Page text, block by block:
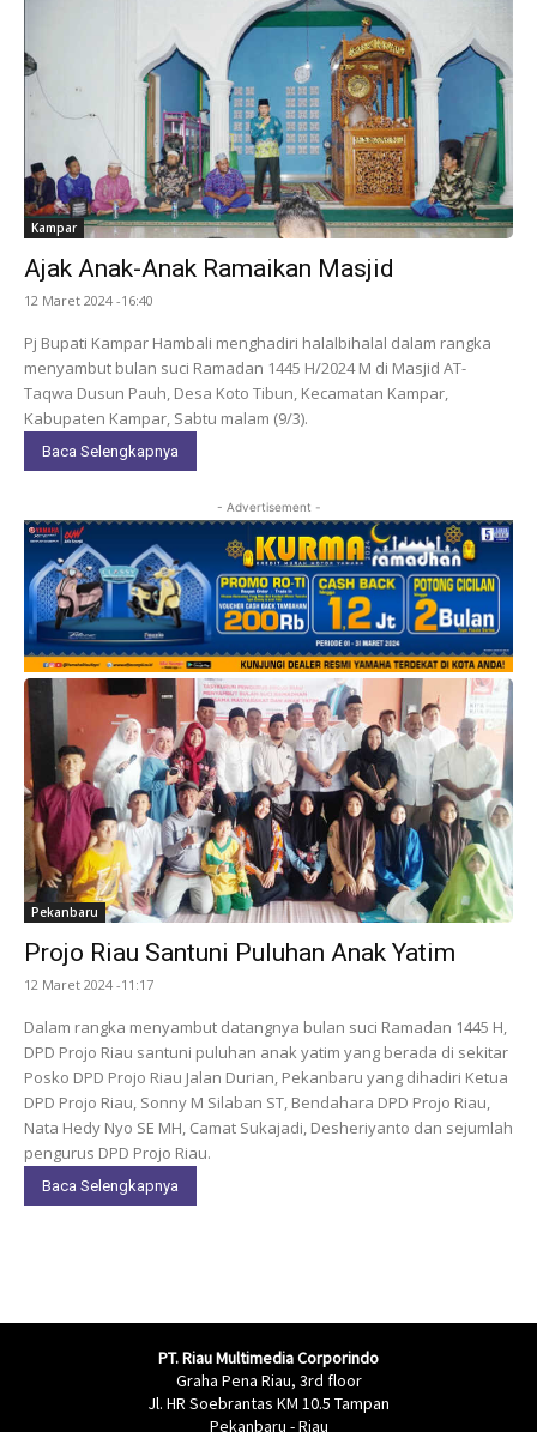
Kampar
Ajak Anak-Anak Ramaikan Masjid
12 Maret 2024 -16:40
Pj Bupati Kampar Hambali menghadiri halalbihalal dalam rangka
menyambut bulan suci Ramadan 1445 H/2024 M di Masjid AT-
Taqwa Dusun Pauh, Desa Koto Tibun, Kecamatan Kampar,
Kabupaten Kampar, Sabtu malam (9/3).
Baca Selengkapnya
- Advertisement -
Pekanbaru
Projo Riau Santuni Puluhan Anak Yatim
12 Maret 2024 -11:17
Dalam rangka menyambut datangnya bulan suci Ramadan 1445 H,
DPD Projo Riau santuni puluhan anak yatim yang berada di sekitar
Posko DPD Projo Riau Jalan Durian, Pekanbaru yang dihadiri Ketua
DPD Projo Riau, Sonny M Silaban ST, Bendahara DPD Projo Riau,
Nata Hedy Nyo SE MH, Camat Sukajadi, Desheriyanto dan sejumlah
pengurus DPD Projo Riau.
Baca Selengkapnya
PT. Riau Multimedia Corporindo
Graha Pena Riau, 3rd floor
Jl. HR Soebrantas KM 10.5 Tampan
Pekanbaru - Riau